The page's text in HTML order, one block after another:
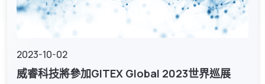
2023-10-02
威睿科技將參加GITEX Global 2023世界巡展